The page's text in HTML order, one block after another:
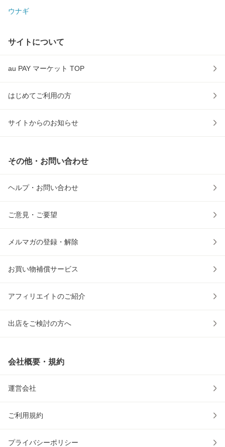
ウナギ
サイトについて
au PAY マーケット TOP
はじめてご利用の方
サイトからのお知らせ
その他・お問い合わせ
ヘルプ・お問い合わせ
ご意見・ご要望
メルマガの登録・解除
お買い物補償サービス
アフィリエイトのご紹介
出店をご検討の方へ
会社概要・規約
運営会社
ご利用規約
プライバシーポリシー